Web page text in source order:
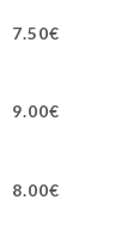
7.50€
9.00€
8.00€